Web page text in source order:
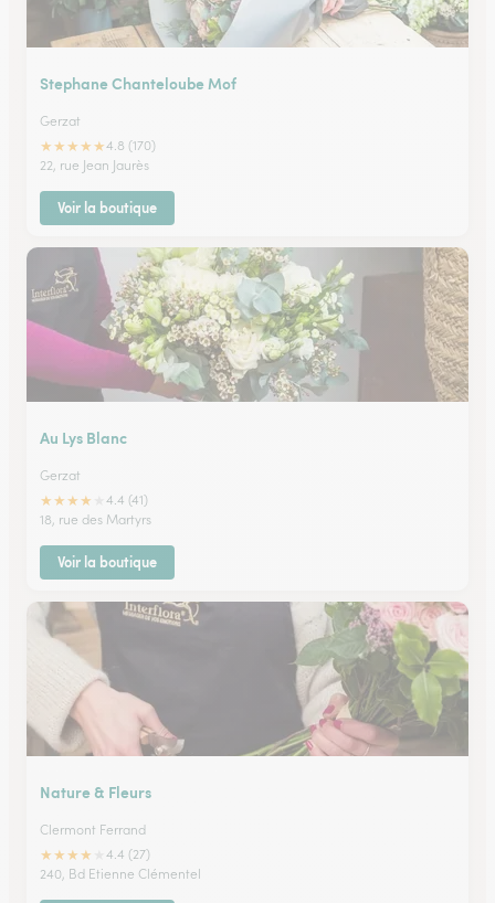
Stephane Chanteloube Mof
Gerzat
★★★★★4.8 (170)
22, rue Jean Jaurès
Voir la boutique
Au Lys Blanc
Gerzat
★★★★
4.4 (41)
18, rue des Martyrs
Voir la boutique
Nature & Fleurs
Clermont Ferrand
★★★★
4.4 (27)
240, Bd Etienne Clémentel